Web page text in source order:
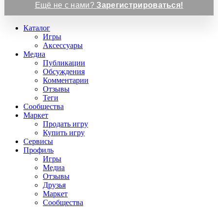
Ещё не с нами?Зарегистрироваться!
Каталог
Игры
Аксессуары
Медиа
Публикации
Обсуждения
Комментарии
Отзывы
Теги
Сообщества
Маркет
Продать игру
Купить игру
Сервисы
Профиль
Игры
Медиа
Отзывы
Друзья
Маркет
Сообщества